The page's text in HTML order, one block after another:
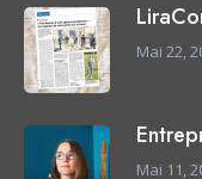
Mai 22,
Mai 11,